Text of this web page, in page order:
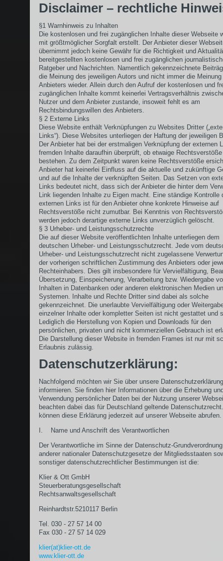
Disclaimer – rechtliche
§1 Warnhinweis zu Inhalten
Die kostenlosen und frei zugänglichen Inhalte dieser Webseite
mit größtmöglicher Sorgfalt erstellt. Der Anbieter dieser
übernimmt jedoch keine Gewähr für die Richtigkeit und
bereitgestellten kostenlosen und frei zugänglichen
Ratgeber und Nachrichten. Namentlich gekennzeichnete
die Meinung des jeweiligen Autors und nicht immer die
Anbieters wieder. Allein durch den Aufruf der kostenlosen und
zugänglichen Inhalte kommt keinerlei Vertragsverhältnis
Nutzer und dem Anbieter zustande, insoweit fehlt es am
Rechtsbindungswillen des Anbieters.
§ 2 Externe Links
Diese Website enthält Verknüpfungen zu Websites Dritter
Links“). Diese Websites unterliegen der Haftung der jeweiligen
Der Anbieter hat bei der erstmaligen Verknüpfung der externen
fremden Inhalte daraufhin überprüft, ob etwaige Rechtsverstöße
bestehen. Zu dem Zeitpunkt waren keine Rechtsverstöße
Anbieter hat keinerlei Einfluss auf die aktuelle und zukünftige
und auf die Inhalte der verknüpften Seiten. Das Setzen von
Links bedeutet nicht, dass sich der Anbieter die hinter dem
Link liegenden Inhalte zu Eigen macht. Eine ständige Kontrolle
externen Links ist für den Anbieter ohne konkrete Hinweise auf
Rechtsverstöße nicht zumutbar. Bei Kenntnis von
werden jedoch derartige externe Links unverzüglich gelöscht.
§ 3 Urheber- und Leistungsschutzrechte
Die auf dieser Website veröffentlichten Inhalte unterliegen dem
deutschen Urheber- und Leistungsschutzrecht. Jede vom
Urheber- und Leistungsschutzrecht nicht zugelassene
der vorherigen schriftlichen Zustimmung des Anbieters oder
Rechteinhabers. Dies gilt insbesondere für Vervielfältigung,
Übersetzung, Einspeicherung, Verarbeitung bzw. Wiedergabe
Inhalten in Datenbanken oder anderen elektronischen Medien
Systemen. Inhalte und Rechte Dritter sind dabei als solche
gekennzeichnet. Die unerlaubte Vervielfältigung oder
einzelner Inhalte oder kompletter Seiten ist nicht gestattet und
Lediglich die Herstellung von Kopien und Downloads für den
persönlichen, privaten und nicht kommerziellen Gebrauch ist
Die Darstellung dieser Website in fremden Frames ist nur mit
Erlaubnis zulässig.
Datenschutzerklärung:
Nachfolgend möchten wir Sie über unsere Datenschutzerklärung
informieren. Sie finden hier Informationen über die Erhebung
Verwendung persönlicher Daten bei der Nutzung unserer
beachten dabei das für Deutschland geltende
können diese Erklärung jederzeit auf unserer Webseite abrufen.
I. Name und Anschrift des Verantwortlichen
Der Verantwortliche im Sinne der Datenschutz-
anderer nationaler Datenschutzgesetze der Mitgliedsstaaten
sonstiger datenschutzrechtlicher Bestimmungen ist die:
Klier & Ott GmbH
Steuerberatungsgesellschaft
Rechtsanwaltsgesellschaft
Reinhardtstr.5210117 Berlin
Tel. 030 - 27 57 14 00
Fax 030 - 27 57 14 029
klier(at)klier-ott.de
www.klier-ott.de